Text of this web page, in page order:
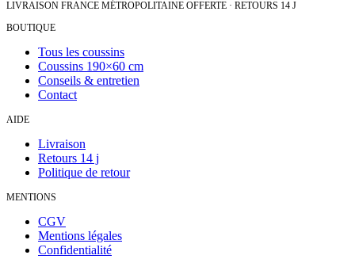
LIVRAISON FRANCE MÉTROPOLITAINE OFFERTE · RETOURS 14 J
BOUTIQUE
Tous les coussins
Coussins 190×60 cm
Conseils & entretien
Contact
AIDE
Livraison
Retours 14 j
Politique de retour
MENTIONS
CGV
Mentions légales
Confidentialité